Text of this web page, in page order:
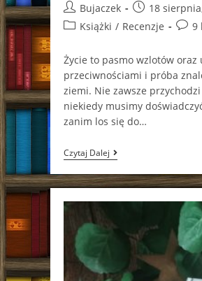
Post
author:
Bujaczek
Post
published:
18
PostKsiążki / Recenzje
Post9
Życie to pasmo wzlotów oraz
przeciwnościami i próba
ziemi. Nie zawsze
niekiedy musimy
zanim los się do…
Czytaj DalejTu
I
Teraz
Camille